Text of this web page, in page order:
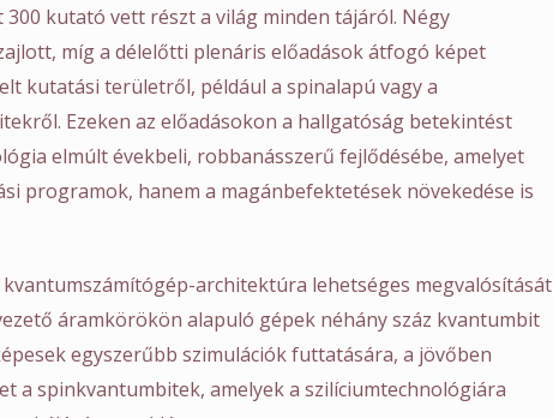
300 kutató vett részt a világ minden tájáról. Négy
míg a délelőtti plenáris előadások átfogó képet
kutatási területről, például a spinalapú vagy a
Ezeken az előadásokon a hallgatóság betekintést
elmúlt évekbeli, robbanásszerű fejlődésébe, amelyet
programok, hanem a magánbefektetések növekedése is
architektúra lehetséges megvalósítását
áramkörökön alapuló gépek néhány száz kvantumbit
egyszerűbb szimulációk futtatására, a jövőben
a spinkvantumbitek, amelyek a szilíciumtechnológiára